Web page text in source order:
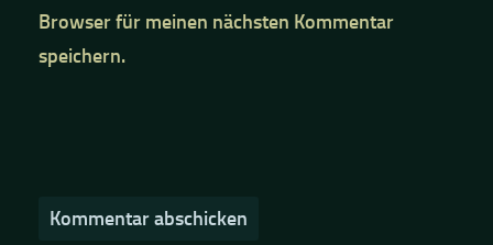
Browser für meinen nächsten Kommentar
speichern.